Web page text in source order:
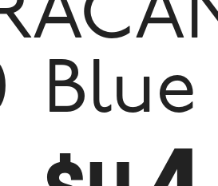
-
Blue